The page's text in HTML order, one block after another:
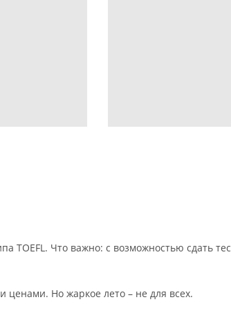
TOEFL. Что важно: с возможностью сдать
Но жаркое лето – не для всех.